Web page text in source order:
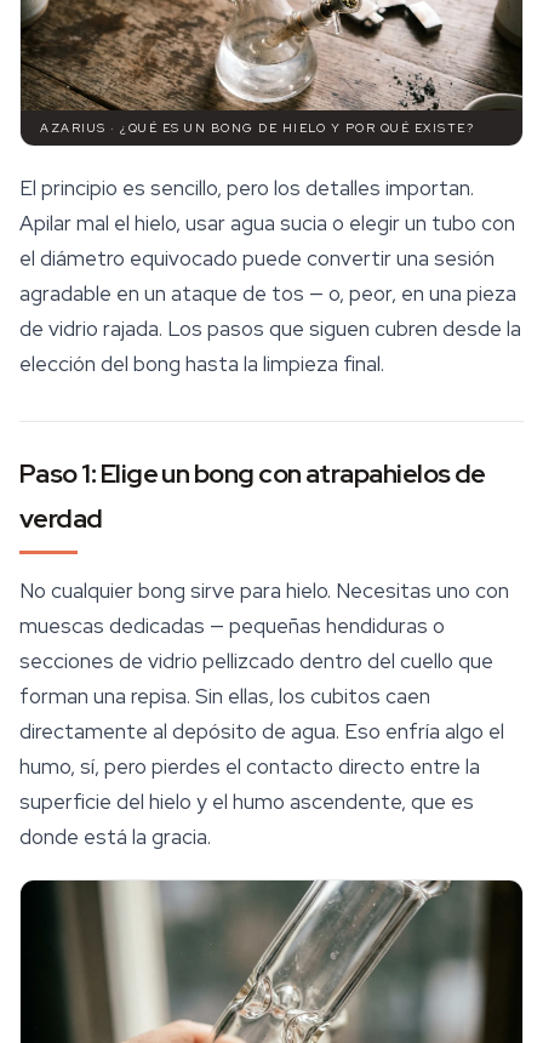
AZARIUS · ¿QUÉ ES UN BONG DE HIELO Y POR QUÉ EXISTE?
El principio es sencillo, pero los detalles importan.
Apilar mal el hielo, usar agua sucia o elegir un tubo con
el diámetro equivocado puede convertir una sesión
agradable en un ataque de tos — o, peor, en una pieza
de vidrio rajada. Los pasos que siguen cubren desde la
elección del bong hasta la limpieza final.
Paso 1: Elige un bong con atrapahielos de
verdad
No cualquier bong sirve para hielo. Necesitas uno con
muescas dedicadas — pequeñas hendiduras o
secciones de vidrio pellizcado dentro del cuello que
forman una repisa. Sin ellas, los cubitos caen
directamente al depósito de agua. Eso enfría algo el
humo, sí, pero pierdes el contacto directo entre la
superficie del hielo y el humo ascendente, que es
donde está la gracia.